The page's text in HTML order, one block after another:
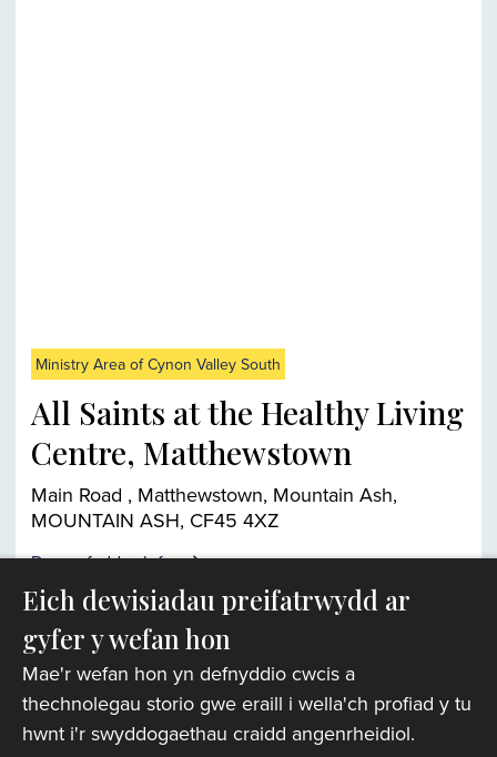
Ministry Area of Cynon Valley South
All Saints at the Healthy Living
Centre, Matthewstown
Main Road , Matthewstown, Mountain Ash,
MOUNTAIN ASH, CF45 4XZ
Darganfyddwch fwy
Chwiliwr eglwysi
Eich dewisiadau preifatrwydd ar
gyfer y wefan hon
Mae'r wefan hon yn defnyddio cwcis a
thechnolegau storio gwe eraill i wella'ch profiad y tu
hwnt i'r swyddogaethau craidd angenrheidiol.